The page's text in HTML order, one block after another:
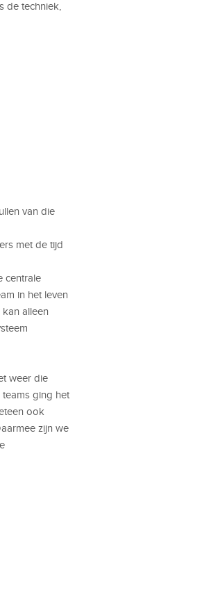
de techniek,
van die
met de tijd
centrale
in het leven
kan alleen
weer die
teams ging het
ook
zijn we